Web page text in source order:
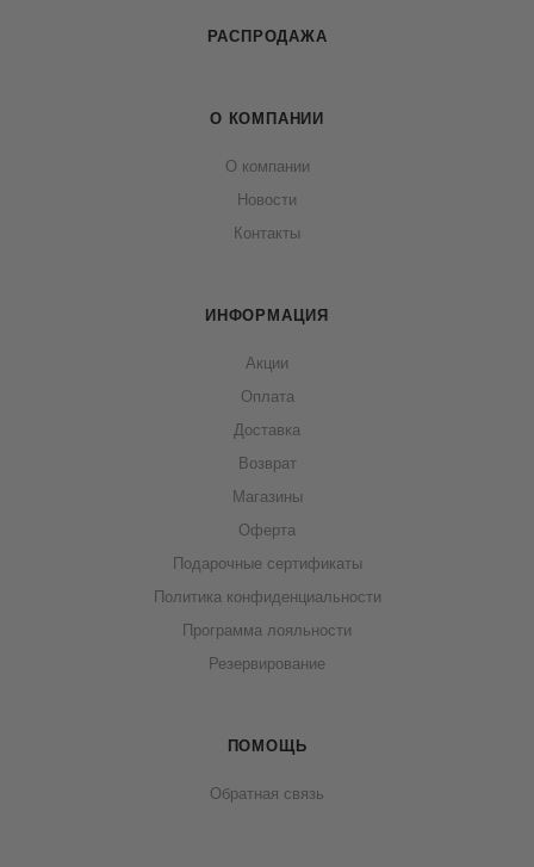
РАСПРОДАЖА
О КОМПАНИИ
О компании
Новости
Контакты
ИНФОРМАЦИЯ
Акции
Оплата
Доставка
Возврат
Магазины
Оферта
Подарочные сертификаты
Политика конфиденциальности
Программа лояльности
Резервирование
ПОМОЩЬ
Обратная связь